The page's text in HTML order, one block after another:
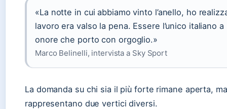
«La notte in cui abbiamo vinto l’anello, ho
lavoro era valso la pena. Essere l’unico italiano
onore che porto con orgoglio.»
Marco Belinelli, intervista a Sky Sport
La domanda su chi sia il più forte rimane aperta,
rappresentano due vertici diversi.